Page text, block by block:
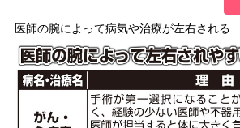
医師の腕によって病気や治療が左右される